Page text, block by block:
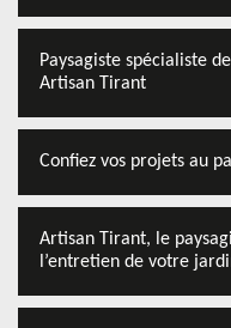
Paysagiste spécialiste
Artisan Tirant
Confiez vos projets au
Artisan Tirant, le
l’entretien de votre